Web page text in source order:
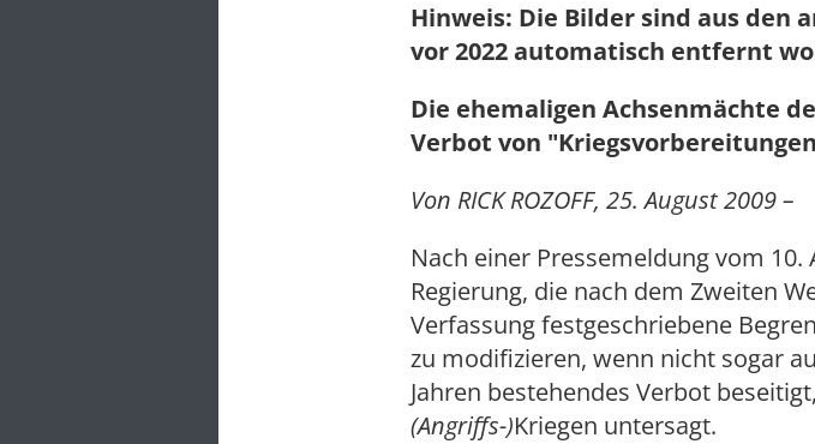
Hinweis: Die Bilder sind aus den
vor 2022 automatisch entfernt
Die ehemaligen Achsenmächte
Verbot von
Von RICK ROZOFF, 25. August 2009 –
Nach einer Pressemeldung vom
Regierung, die nach dem Zweiten
Verfassung festgeschriebene
zu modifizieren, wenn nicht sogar
Jahren bestehendes Verbot
(Angriffs-)Kriegen untersagt.